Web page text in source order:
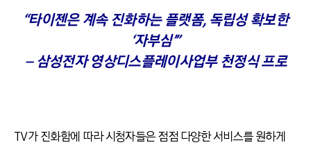
“타이젠은 계속 진화하는 플랫폼, 독립성 확보한
‘자부심’”
– 삼성전자 영상디스플레이사업부 천정식 프로
TV가 진화함에 따라 시청자들은 점점 다양한 서비스를 원하게